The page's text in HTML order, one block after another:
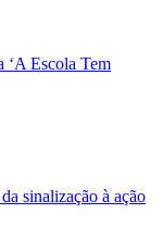
‘A Escola Tem
sinalização à ação